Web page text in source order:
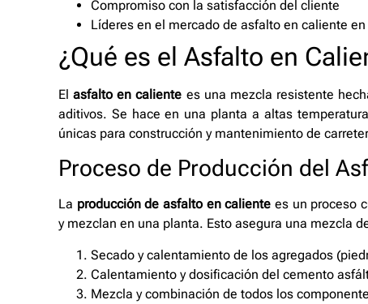
Compromiso con la satisfacción del cliente
Líderes en el mercado de asfalto en caliente
¿Qué es el Asfalto en
Elasfalto en caliente es una mezcla resistente
aditivos. Se hace en una planta a altas
únicas para construcción y mantenimiento de
Proceso de Producción del
La producción de asfalto en caliente es un proceso
y mezclan en una planta. Esto asegura una mezcla
Secado y calentamiento de los agregados
Calentamiento y dosificación del cemento
Mezcla y combinación de todos los